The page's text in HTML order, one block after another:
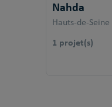
Nahda
Hauts-de-Seine
1 projet(s)